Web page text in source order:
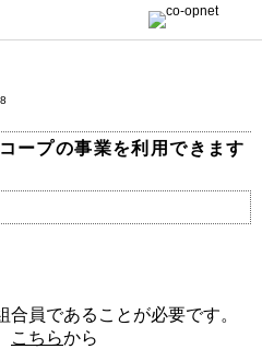
ープの事業を利用できます
員であることが必要です。
こちらから